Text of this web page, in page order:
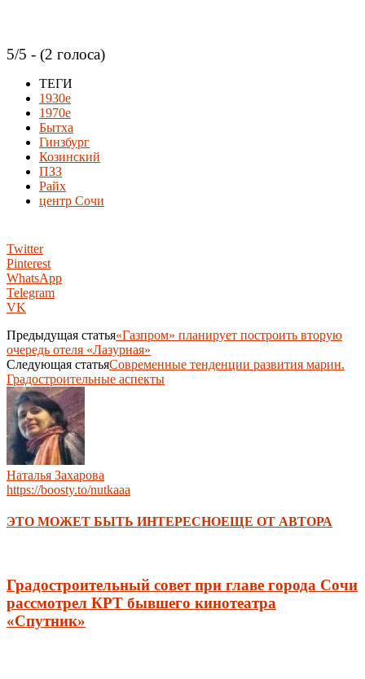
5/5 - (2 голоса)
ТЕГИ
1930е
1970е
Бытха
Гинзбург
Козинский
ПЗЗ
Райх
центр Сочи
Twitter
Pinterest
WhatsApp
Telegram
VK
Предыдущая статья«Газпром» планирует построить вторую
очередь отеля «Лазурная»
Следующая статьяСовременные тенденции развития марин.
Градостроительные аспекты
Наталья Захарова
https://boosty.to/nutkaaa
ЭТО МОЖЕТ БЫТЬ ИНТЕРЕСНОЕЩЕ ОТ АВТОРА
Градостроительный совет при главе города Сочи
рассмотрел КРТ бывшего кинотеатра
«Спутник»